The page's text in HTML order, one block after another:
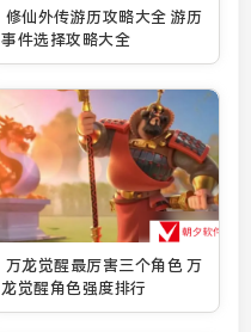
修仙外传游历攻略大全 游历
事件选择攻略大全
万龙觉醒最厉害三个角色 万
龙觉醒角色强度排行